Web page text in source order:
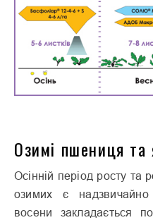
Озимі пшениця та
Осінній період росту та
озимих є над­звичайно
восени закладається